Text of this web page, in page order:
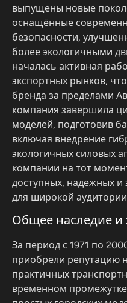
выпущены новые
оснащённые
безопасности,
более экологичными
началась активная
экспортных рынков,
бренда за пределами
компания завершила
моделей, подготовив
включая внедрение
экологичных силовых
компании на тот
доступных, надежных
для широкой
Общее наследие и
За период с 1971 по
приобрели репутацию
практичных
временном